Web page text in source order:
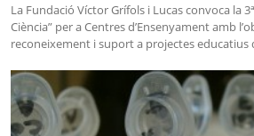
La Fundació Víctor Grífols i Lucas convoca la
Ciència” per a Centres d’Ensenyament amb
reconeixement i suport a projectes educatius